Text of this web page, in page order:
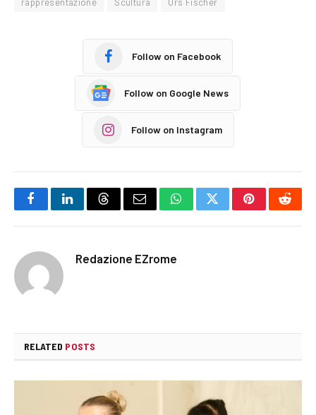
Follow on Facebook
Follow on Google News
Follow on Instagram
FacebookLinkedInThreadsEmail WhatsAppTwitterPinterest
Redazione EZrome
RELATED POSTS